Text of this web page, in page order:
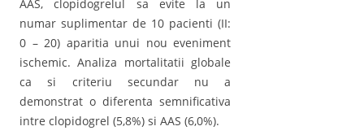
AAS, clopidogrelul sa evite la un
numar suplimentar de 10 pacienti (II:
0 – 20) aparitia unui nou eveniment
ischemic. Analiza mortalitatii globale
ca si criteriu secundar nu a
demonstrat o diferenta semnificativa
intre clopidogrel (5,8%) si AAS (6,0%).